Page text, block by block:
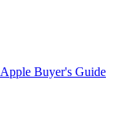
Apple Buyer's Guide